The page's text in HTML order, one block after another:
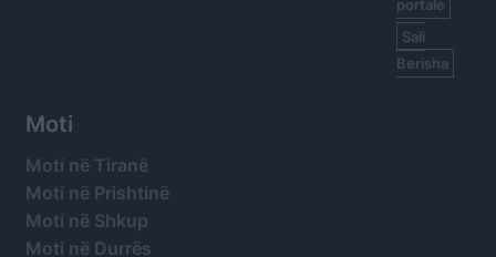
portale
Sali
Berisha
Moti
Moti në Tiranë
Moti në Prishtinë
Moti në Shkup
Moti në Durrës